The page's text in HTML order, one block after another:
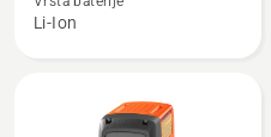
BLi200X
Li-Ion